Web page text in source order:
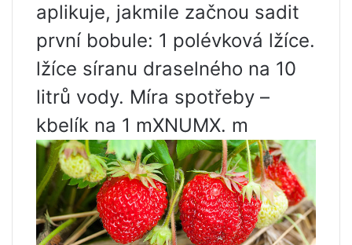
aplikuje, jakmile začnou sadit
první bobule: 1 polévková lžíce.
lžíce síranu draselného na 10
litrů vody. Míra spotřeby –
kbelík na 1 mXNUMX. m